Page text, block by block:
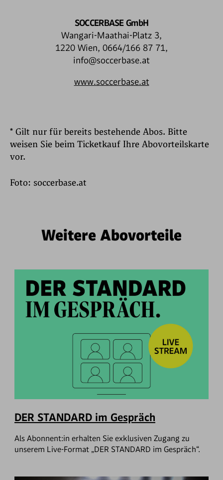
SOCCERBASE GmbH
Wangari-Maathai-Platz 3,
1220 Wien, 0664/166 87 71,
info@soccerbase.at
www.soccerbase.at
* Gilt nur für bereits bestehende Abos. Bitte
weisen Sie beim Ticketkauf Ihre Abovorteilskarte
vor.
Foto: soccerbase.at
Weitere Abovorteile
DER STANDARD im Gespräch
Als Abonnent:in erhalten Sie exklusiven Zugang zu
unserem Live-Format „DER STANDARD im Gespräch“.